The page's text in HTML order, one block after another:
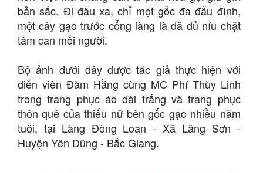
bản sắc. Đi đâu xa, chỉ một gốc đa đầu đình,
một cây gạo trước cổng làng là đã đủ níu chặt
tâm can mỗi người.
Bộ ảnh dưới đây được tác giả thực hiện với
diễn viên Đàm Hằng cùng MC Phí Thùy Linh
trong trang phục áo dài trắng và trang phục
thôn quê của thiếu nữ bên gốc gạo nhiều năm
tuổi, tại Làng Đông Loan - Xã Lãng Sơn -
Huyện Yên Dũng - Bắc Giang.